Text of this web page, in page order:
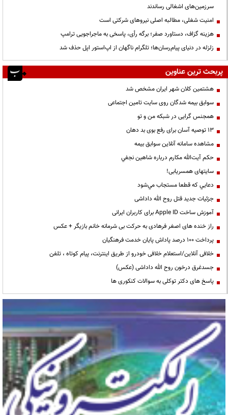
سرزمین‌های اشغالی رساندند
‌امنیت شغلی، مطالبه اصلی نیروهای شرکتی است
هزینه گزاف، دستاورد صفر؛ برگه رأی، پاسخی به ماجراجویی ترامپ
زلزله در دنیای پیام‌رسان‌ها؛ تلگرام ناگهان از اپ‌استور اپل حذف شد
پربحث ترین عناوین
هشتمین کلان شهر ایران مشخص شد
سوابق بیمه شدگان روی سایت تامین اجتماعی
همجنس گرایی در شبکه من و تو
13 توصیه آسان برای رفع بوی بد دهان
مشاهده سامانه آنلاين سوابق بیمه
حكم آيت‌الله مكارم درباره شاهين نجفي
سایتهای همسریابی!
دعايي كه قطعا مستجاب مي‌شود
جزئیات جدید قتل روح الله داداشی
آموزش ساخت Apple ID برای کاربران ایرانی
راز خنده های اصغر فرهادی به حرکت بی شرمانه خانم بازیگر + عکس
پرداخت ۱۰۰ درصد پاداش پایان خدمت فرهنگیان
خلافی آنلاین/استعلام خلافی خودرو از طریق اینترنت، پیام کوتاه ، تلفن
جسدغرق درخون روح الله داداشی (عکس)
پاسخ های دکتر توکلی به سوالات کنکوری ها